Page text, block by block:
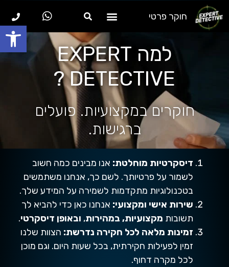
פתח
חוקר פרטי
למה EXPERT
DETECTIVE ?
חוקרים במקצועיות. פועלים
ברגישות.
דיסקרטיות מוחלטת: אנו מבינים כמה חשוב
לשמור על פרטיותך. לשם כך, אנחנו משתמשים
בטכנולוגיות מתקדמות לשמירה על המידע שלך.
שירות אישי ומקצועי: אנחנו כאן כדי להביא לך
תשובות מקצועיות, במהירות, ובאופן דיסקרטי.
זמינות מלאה לכל חקירה נדרשת: הצוות שלנו
זמין לפעילות חקירתית, בכל שעות היום. וגם מוכן
לכל מקרה דחוף.